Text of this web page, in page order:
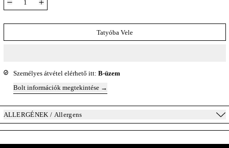
Tatyóba Vele
Személyes átvétel elérhető itt: B-üzem
Bolt információk megtekintése
ALLERGÉNEK / Allergens